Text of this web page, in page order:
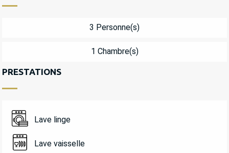
3 Personne(s)
1 Chambre(s)
PRESTATIONS
Lave linge
Lave vaisselle